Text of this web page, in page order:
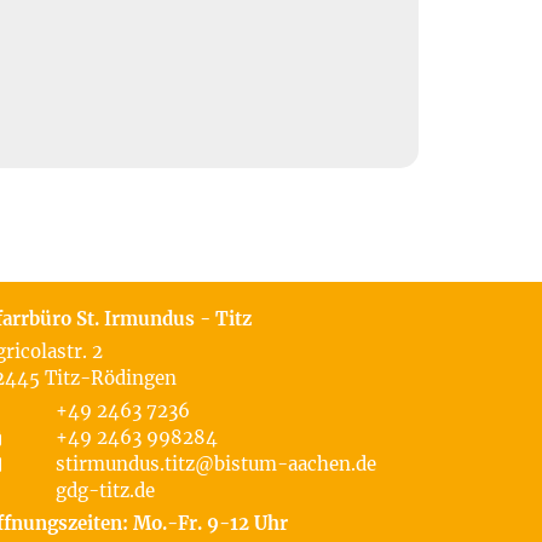
St. Irmundus - Titz
2
Titz-Rödingen
+49 2463 7236
+49 2463 998284
stirmundus.titz@bistum-aachen.de
gdg-titz.de
Mo.-Fr. 9-12 Uhr